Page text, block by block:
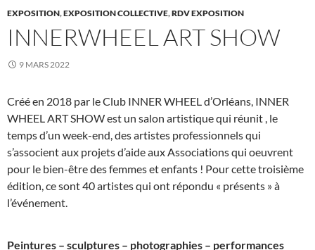
EXPOSITION,EXPOSITION COLLECTIVE,RDV EXPOSITION
INNERWHEEL ART SHOW
9 MARS 2022
Créé en 2018 par le Club INNER WHEEL d’Orléans, INNER
WHEEL ART SHOW est un salon artistique qui réunit , le
temps d’un week-end, des artistes professionnels qui
s’associent aux projets d’aide aux Associations qui oeuvrent
pour le bien-être des femmes et enfants ! Pour cette troisième
édition, ce sont 40 artistes qui ont répondu « présents » à
l’événement.
Peintures – sculptures – photographies – performances